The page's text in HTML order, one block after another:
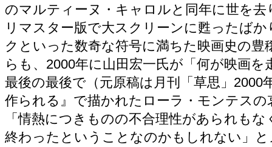
のマルティーヌ・キャロルと同年に世を
リマスター版で大スクリーンに甦ったば
クといった数奇な符号に満ちた映画史の
らも、2000年に山田宏一氏が「何が映画
最後の最後で（元原稿は月刊「草思」2000
作られる』で描かれたローラ・モンテス
「情熱につきものの不合理性があられも
終わったということなのかもしれない」